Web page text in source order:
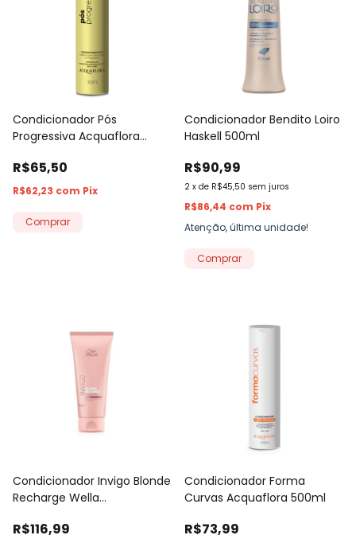
Condicionador Pós
Progressiva Acquaflora
R$65,50
R$62,23 com Pix
Condicionador Bendito Loiro
Haskell 500ml
R$90,99
2 x de R$45,50 sem juros
R$86,44 com Pix
Atenção, última unidade!
Condicionador Invigo Blonde
Recharge Wella
R$116,99
Condicionador Forma
Curvas Acquaflora 500ml
R$73,99